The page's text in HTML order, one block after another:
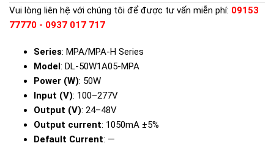
Vui lòng liên hệ với chúng tôi để được tư vấn miễn phí: 09153
77770 - 0937 017 717
Series: MPA/MPA-H Series
Model: DL-50W1A05-MPA
Power (W): 50W
Input (V): 100–277V
Output (V): 24–48V
Output current: 1050mA ±5%
Default Current: —